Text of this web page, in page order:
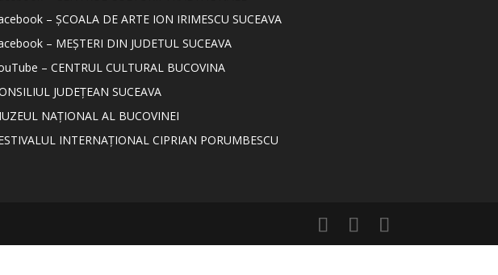
– ȘCOALA DE ARTE ION IRIMESCU SUCEAVA
– MEȘTERI DIN JUDETUL SUCEAVA
– CENTRUL CULTURAL BUCOVINA
JUDEȚEAN SUCEAVA
NAȚIONAL AL BUCOVINEI
INTERNAȚIONAL CIPRIAN PORUMBESCU